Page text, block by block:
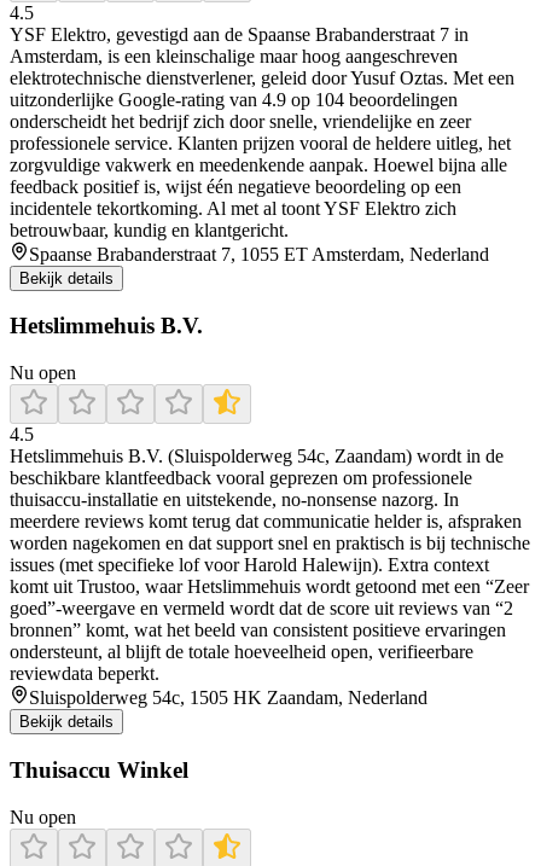
4.5
YSF Elektro, gevestigd aan de Spaanse Brabanderstraat 7 in
Amsterdam, is een kleinschalige maar hoog aangeschreven
elektrotechnische dienstverlener, geleid door Yusuf Oztas. Met een
uitzonderlijke Google-rating van 4.9 op 104 beoordelingen
onderscheidt het bedrijf zich door snelle, vriendelijke en zeer
professionele service. Klanten prijzen vooral de heldere uitleg, het
zorgvuldige vakwerk en meedenkende aanpak. Hoewel bijna alle
feedback positief is, wijst één negatieve beoordeling op een
incidentele tekortkoming. Al met al toont YSF Elektro zich
betrouwbaar, kundig en klantgericht.
Spaanse Brabanderstraat 7, 1055 ET Amsterdam, Nederland
Bekijk details
Hetslimmehuis B.V.
Nu open
4.5
Hetslimmehuis B.V. (Sluispolderweg 54c, Zaandam) wordt in de
beschikbare klantfeedback vooral geprezen om professionele
thuisaccu-installatie en uitstekende, no-nonsense nazorg. In
meerdere reviews komt terug dat communicatie helder is, afspraken
worden nagekomen en dat support snel en praktisch is bij technische
issues (met specifieke lof voor Harold Halewijn). Extra context
komt uit Trustoo, waar Hetslimmehuis wordt getoond met een “Zeer
goed”-weergave en vermeld wordt dat de score uit reviews van “2
bronnen” komt, wat het beeld van consistent positieve ervaringen
ondersteunt, al blijft de totale hoeveelheid open, verifieerbare
reviewdata beperkt.
Sluispolderweg 54c, 1505 HK Zaandam, Nederland
Bekijk details
Thuisaccu Winkel
Nu open